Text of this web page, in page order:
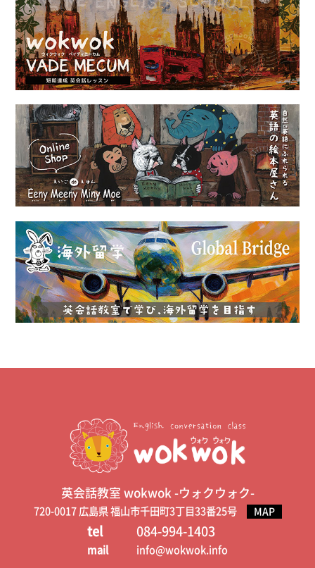
英会話教室 wokwok -ウォクウォク-
720-0017 広島県 福山市千田町3丁目33番25号 MAP
tel 084-994-1403
mail info@wokwok.info